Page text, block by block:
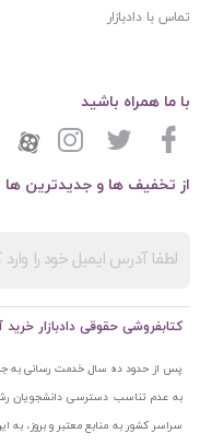
تماس با دادبازار
از تخفیف ها و جدیدترین ها
با ما همراه باشید
کتابفروشی حقوقی دادبازار
پس از حدود ده سال خدمت رسانی به
به عدم تناسب دسترسی دانشجویان
سراسر کشور به منابع معتبر و بروز،